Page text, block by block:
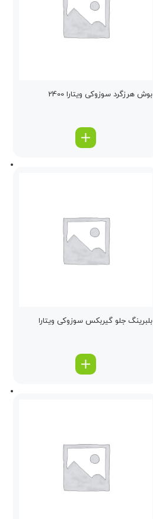
بوش هرزگرد سوزوکی ویتارا 2400
بلبرینگ جلو گیربكس سوزوکی ویتارا